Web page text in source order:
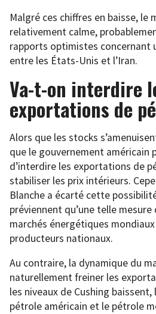
Malgré ces chiffres en baisse, le
relativement calme,
rapports optimistes concernant
entre les États-Unis et l’Iran.
Va-t-on interdire
exportations de
Alors que les stocks
que le gouvernement américain
d’interdire les exportations de
stabiliser les prix intérieurs.
Blanche a écarté cette
préviennent qu’une telle
marchés énergétiques
producteurs nationaux.
Au contraire, la dynamique du
naturellement freiner les
les niveaux de Cushing
pétrole américain et le pétrole